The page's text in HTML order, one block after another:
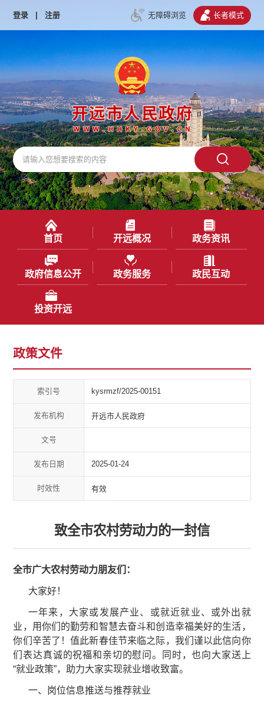
登录 | 注册 无障碍浏览 长者模式
首页 开远概况 政务资讯
政府信息公开 政务服务 政民互动
投资开远
政策文件
索引号 kysrmzf/2025-00151
发布机构 开远市人民政府
文号
发布日期 2025-01-24
时效性 有效
致全市农村劳动力的一封信
全市广大农村劳动力朋友们：
大家好！
一年来，大家或发展产业、或就近就业、或外出就
业，用你们的勤劳和智慧去奋斗和创造幸福美好的生活，
你们辛苦了！值此新春佳节来临之际，我们谨以此信向你
们表达真诚的祝福和亲切的慰问。同时，也向大家送上
“就业政策”，助力大家实现就业增收致富。
一、岗位信息推送与推荐就业